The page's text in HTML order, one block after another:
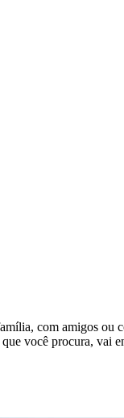
com amigos ou
você procura, vai